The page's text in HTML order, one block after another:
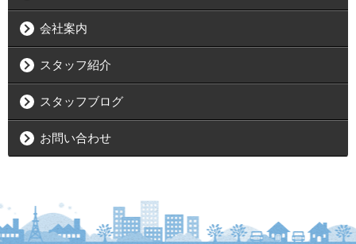
会社案内
スタッフ紹介
スタッフブログ
お問い合わせ